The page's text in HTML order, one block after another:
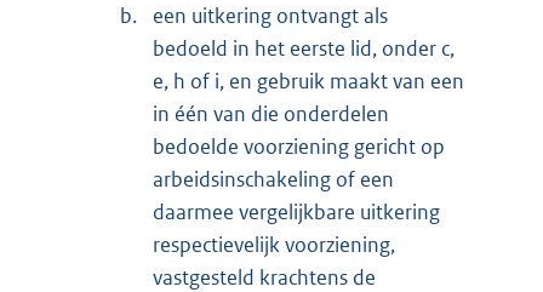
b.
een uitkering ontvangt als
bedoeld in het eerste lid, onder c,
e, h of i, en gebruik maakt van een
in één van die onderdelen
bedoelde voorziening gericht op
arbeidsinschakeling of een
daarmee vergelijkbare uitkering
respectievelijk voorziening,
vastgesteld krachtens de